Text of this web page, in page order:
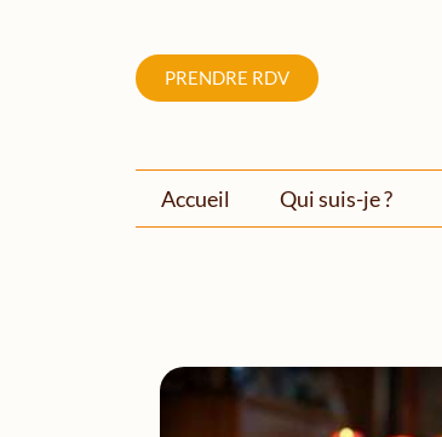
PRENDRE RDV
Accueil Qui suis-je ?